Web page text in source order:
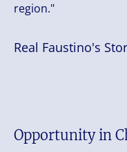
region."
Real Faustino's
Opportunity in